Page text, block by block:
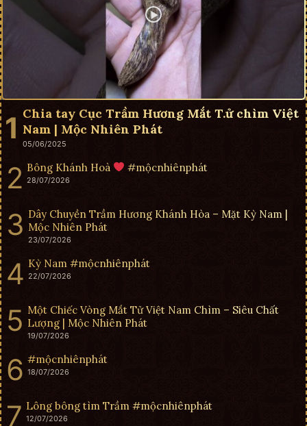
Chia tay Cục Trầm Hương Mắt T.ử chìm Việt
Nam | Mộc Nhiên Phát
05/06/2025
Bông Khánh Hoà #mộcnhiênphát
28/07/2026
Dây Chuyền Trầm Hương Khánh Hòa – Mặt Kỳ Nam |
Mộc Nhiên Phát
23/07/2026
Kỳ Nam #mộcnhiênphát
22/07/2026
Một Chiếc Vòng Mắt Tử Việt Nam Chìm – Siêu Chất
Lượng | Mộc Nhiên Phát
19/07/2026
#mộcnhiênphát
18/07/2026
Lông bông tìm Trầm #mộcnhiênphát
12/07/2026